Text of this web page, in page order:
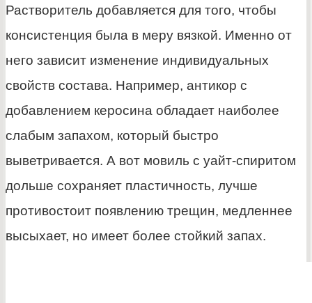
Растворитель добавляется для того, чтобы
консистенция была в меру вязкой. Именно от
него зависит изменение индивидуальных
свойств состава. Например, антикор с
добавлением керосина обладает наиболее
слабым запахом, который быстро
выветривается. А вот мовиль с уайт-спиритом
дольше сохраняет пластичность, лучше
противостоит появлению трещин, медленнее
высыхает, но имеет более стойкий запах.